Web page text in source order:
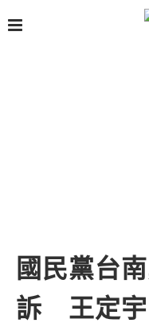
國民黨台
訴 王定宇